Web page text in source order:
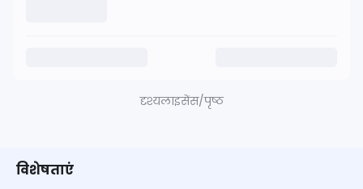
दृश्यलाइसेंस/पृष्ठ
विशेषताएं